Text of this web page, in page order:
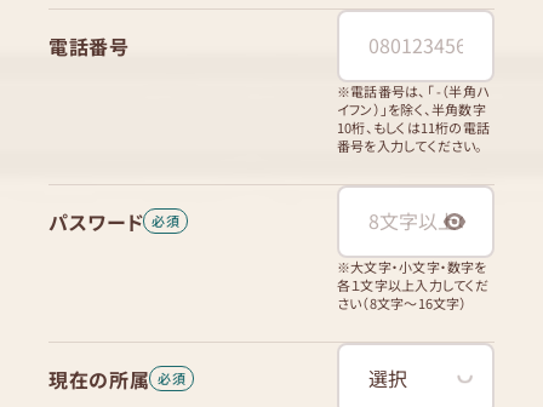
電話番号
※電話番号は、「 -（半角ハ
イフン）」を除く、半角数字
10桁、もしくは11桁の電話
番号を入力してください。
パスワード
※大文字・小文字・数字を
各１文字以上入力してくだ
さい（8文字〜16文字）
現在の所属